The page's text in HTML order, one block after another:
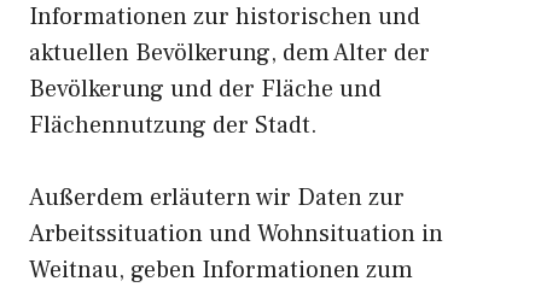
Informationen zur historischen und
aktuellen Bevölkerung, dem Alter der
Bevölkerung und der Fläche und
Flächennutzung der Stadt.
Außerdem erläutern wir Daten zur
Arbeitssituation und Wohnsituation in
Weitnau, geben Informationen zum